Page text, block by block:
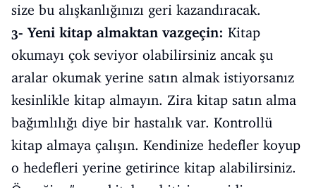
size bu alışkanlığınızı geri kazandıracak.
3- Yeni kitap almaktan vazgeçin: Kitap
okumayı çok seviyor olabilirsiniz ancak şu
aralar okumak yerine satın almak istiyorsanız
kesinlikle kitap almayın. Zira kitap satın alma
bağımlılığı diye bir hastalık var. Kontrollü
kitap almaya çalışın. Kendinize hedefler koyup
o hedefleri yerine getirince kitap alabilirsiniz.